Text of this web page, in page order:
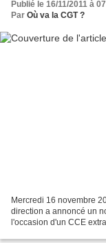
Publié le 16/11/2011 à
Par Où va la CGT ?
Mercredi 16 novembre
direction a annoncé un
l'occasion d'un CCE